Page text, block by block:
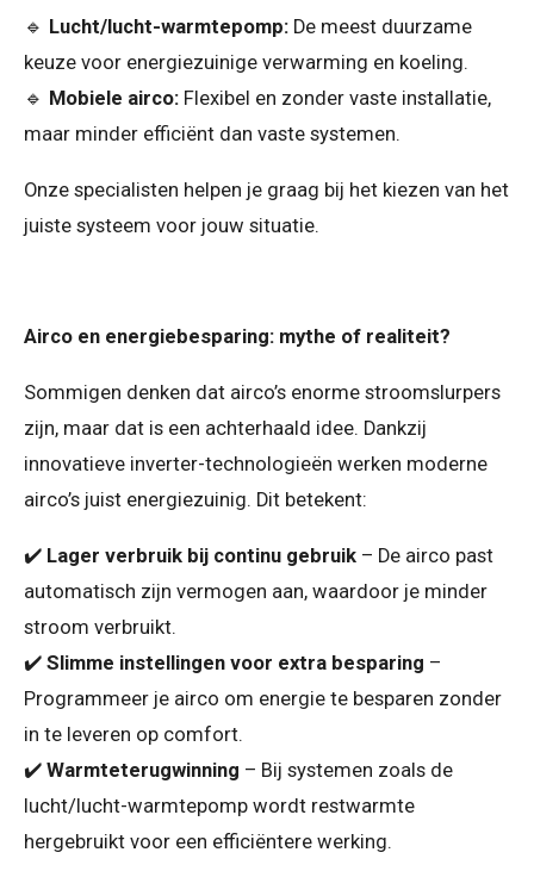
🔹 Lucht/lucht-warmtepomp: De meest duurzame
keuze voor energiezuinige verwarming en koeling.
🔹 Mobiele airco: Flexibel en zonder vaste installatie,
maar minder efficiënt dan vaste systemen.
Onze specialisten helpen je graag bij het kiezen van het
juiste systeem voor jouw situatie.
Airco en energiebesparing: mythe of realiteit?
Sommigen denken dat airco’s enorme stroomslurpers
zijn, maar dat is een achterhaald idee. Dankzij
innovatieve inverter-technologieën werken moderne
airco’s juist energiezuinig. Dit betekent:
✔️ Lager verbruik bij continu gebruik – De airco past
automatisch zijn vermogen aan, waardoor je minder
stroom verbruikt.
✔️ Slimme instellingen voor extra besparing –
Programmeer je airco om energie te besparen zonder
in te leveren op comfort.
✔️ Warmteterugwinning – Bij systemen zoals de
lucht/lucht-warmtepomp wordt restwarmte
hergebruikt voor een efficiëntere werking.